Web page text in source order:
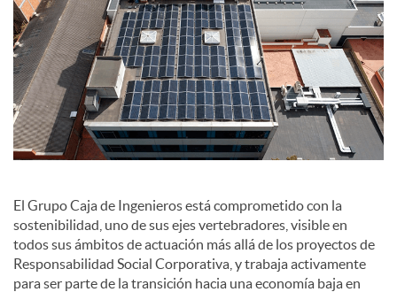
o
c
i
a
l
El Grupo Caja de Ingenieros está comprometido con la
sostenibilidad, uno de sus ejes vertebradores, visible en
todos sus ámbitos de actuación más allá de los proyectos de
Responsabilidad Social Corporativa, y trabaja activamente
para ser parte de la transición hacia una economía baja en